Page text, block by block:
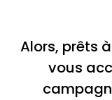
Alors, prêts
vous